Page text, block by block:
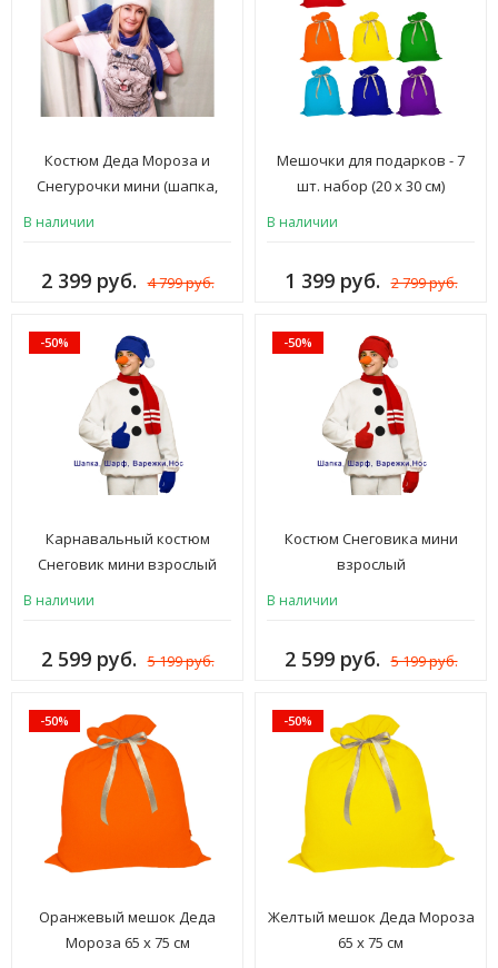
Костюм Деда Мороза и
Снегурочки мини (шапка,
В наличии
2 399 руб. 4 799 руб.
Мешочки для подарков - 7
шт. набор (20 х 30 см)
В наличии
1 399 руб. 2 799 руб.
-50%
Карнавальный костюм
Снеговик мини взрослый
В наличии
2 599 руб. 5 199 руб.
-50%
Костюм Снеговика мини
взрослый
В наличии
2 599 руб. 5 199 руб.
-50%
Оранжевый мешок Деда
Мороза 65 х 75 см
-50%
Желтый мешок Деда Мороза
65 х 75 см